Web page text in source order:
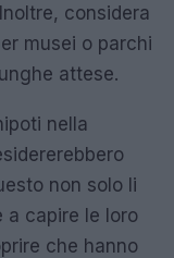
considera
musei o parchi
attese.
nella
non solo li
a capire le loro
che hanno